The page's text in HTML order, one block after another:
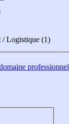
/ Logistique (1)
professionnel